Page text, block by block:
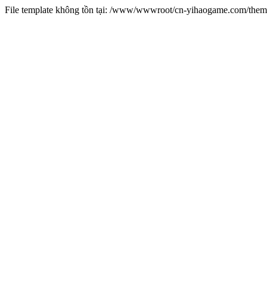
File template không tồn tại: /www/wwwroot/cn-yihaogame.com/